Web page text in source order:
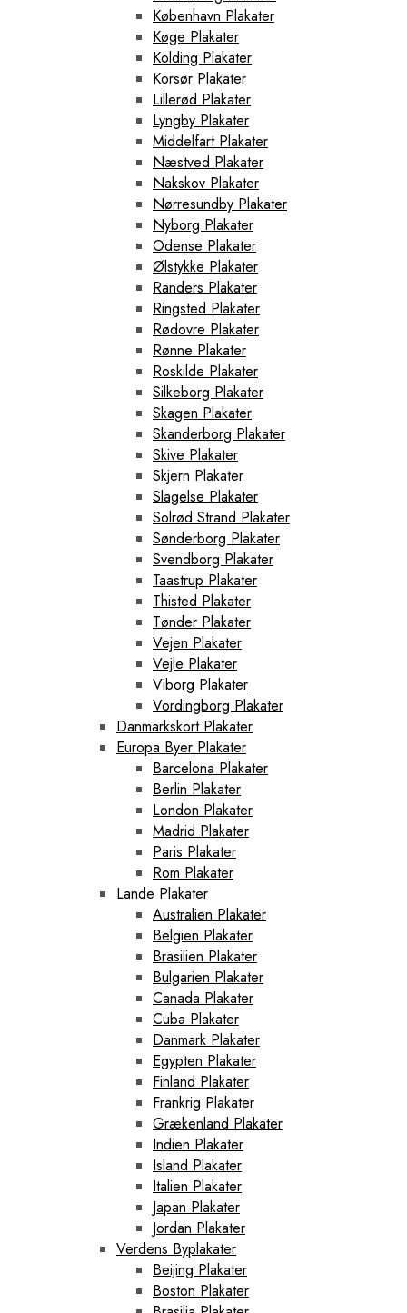
København Plakater
Køge Plakater
Kolding Plakater
Korsør Plakater
Lillerød Plakater
Lyngby Plakater
Middelfart Plakater
Næstved Plakater
Nakskov Plakater
Nørresundby Plakater
Nyborg Plakater
Odense Plakater
Ølstykke Plakater
Randers Plakater
Ringsted Plakater
Rødovre Plakater
Rønne Plakater
Roskilde Plakater
Silkeborg Plakater
Skagen Plakater
Skanderborg Plakater
Skive Plakater
Skjern Plakater
Slagelse Plakater
Solrød Strand Plakater
Sønderborg Plakater
Svendborg Plakater
Taastrup Plakater
Thisted Plakater
Tønder Plakater
Vejen Plakater
Vejle Plakater
Viborg Plakater
Vordingborg Plakater
Danmarkskort Plakater
Europa Byer Plakater
Barcelona Plakater
Berlin Plakater
London Plakater
Madrid Plakater
Paris Plakater
Rom Plakater
Lande Plakater
Australien Plakater
Belgien Plakater
Brasilien Plakater
Bulgarien Plakater
Canada Plakater
Cuba Plakater
Danmark Plakater
Egypten Plakater
Finland Plakater
Frankrig Plakater
Grækenland Plakater
Indien Plakater
Island Plakater
Italien Plakater
Japan Plakater
Jordan Plakater
Verdens Byplakater
Beijing Plakater
Boston Plakater